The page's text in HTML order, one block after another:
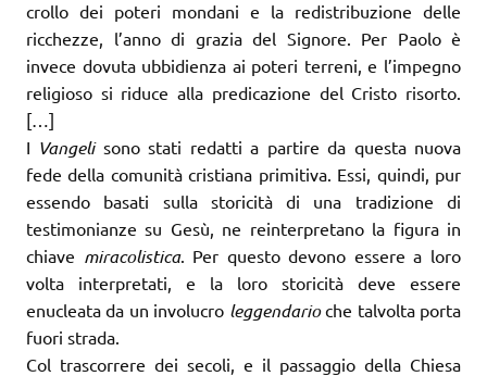
crollo dei poteri mondani e la redistribuzione delle
ricchezze, l’anno di grazia del Signore. Per Paolo è
invece dovuta ubbidienza ai poteri terreni, e l’impegno
religioso si riduce alla predicazione del Cristo risorto.
[…]
I Vangeli sono stati redatti a partire da questa nuova
fede della comunità cristiana primitiva. Essi, quindi, pur
essendo basati sulla storicità di una tradizione di
testimonianze su Gesù, ne reinterpretano la figura in
chiave miracolistica. Per questo devono essere a loro
volta interpretati, e la loro storicità deve essere
enucleata da un involucro leggendarioche talvolta porta
fuori strada.
Col trascorrere dei secoli, e il passaggio della Chiesa